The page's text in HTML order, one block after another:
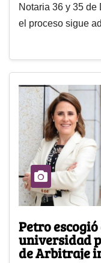
Notaria 36 y 35 de
el proceso sigue
Petro
universidad
de Arbitraje